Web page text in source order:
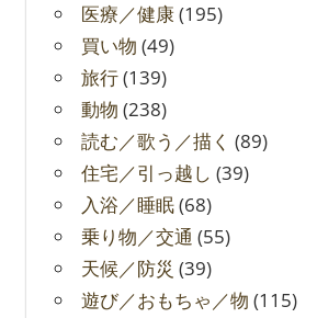
医療／健康(195)
買い物 (49)
旅行(139)
動物 (238)
読む／歌う／描く (89)
住宅／引っ越し (39)
入浴／睡眠(68)
乗り物／交通 (55)
天候／防災 (39)
遊び／おもちゃ／物 (115)